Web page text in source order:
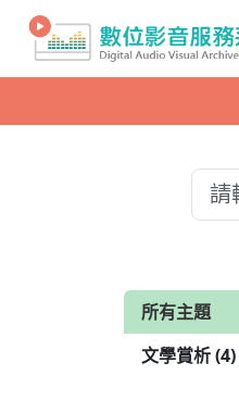
所有主題
文學賞析 (4)